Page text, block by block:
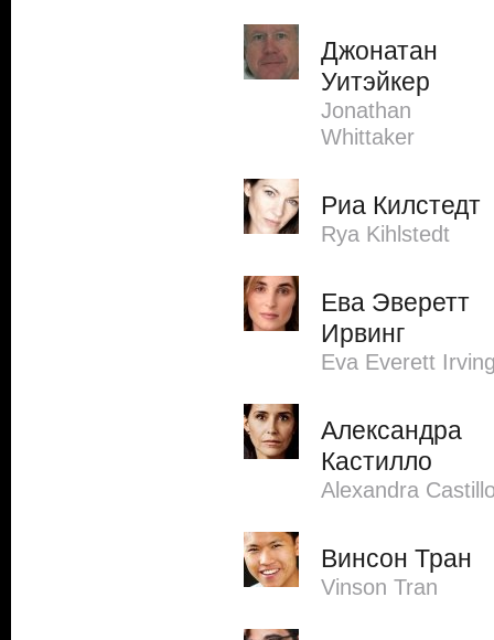
Джонатан
Уитэйкер
Jonathan
Whittaker
Риа Килстедт
Rya Kihlstedt
Ева Эверетт
Ирвинг
Eva Everett
Александра
Кастилло
Alexandra
Винсон Тран
Vinson Tran